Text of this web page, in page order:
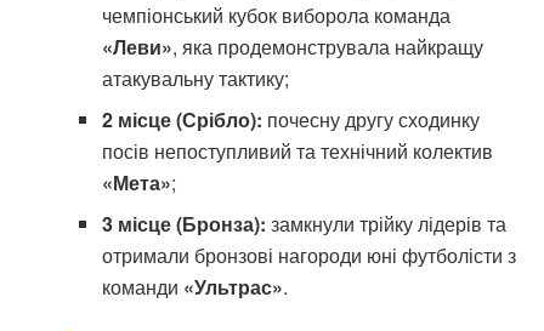
чемпіонський кубок виборола команда
«Леви», яка продемонструвала найкращу
атакувальну тактику;
2 місце (Срібло): почесну другу сходинку
посів непоступливий та технічний колектив
«Мета»;
3 місце (Бронза): замкнули трійку лідерів та
отримали бронзові нагороди юні футболісти з
команди «Ультрас».